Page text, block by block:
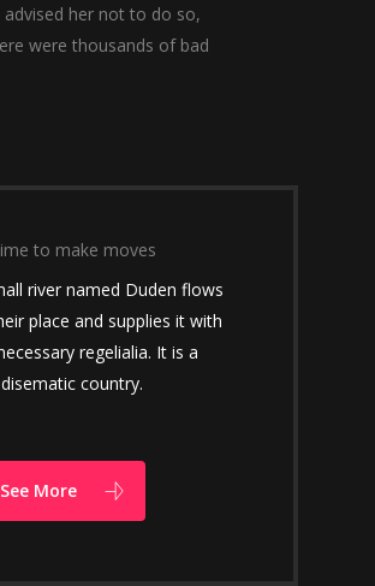
advised her not to do so,
were thousands of bad
to make moves
river named Duden flows
place and supplies it with
regelialia. It is a
country.
See More